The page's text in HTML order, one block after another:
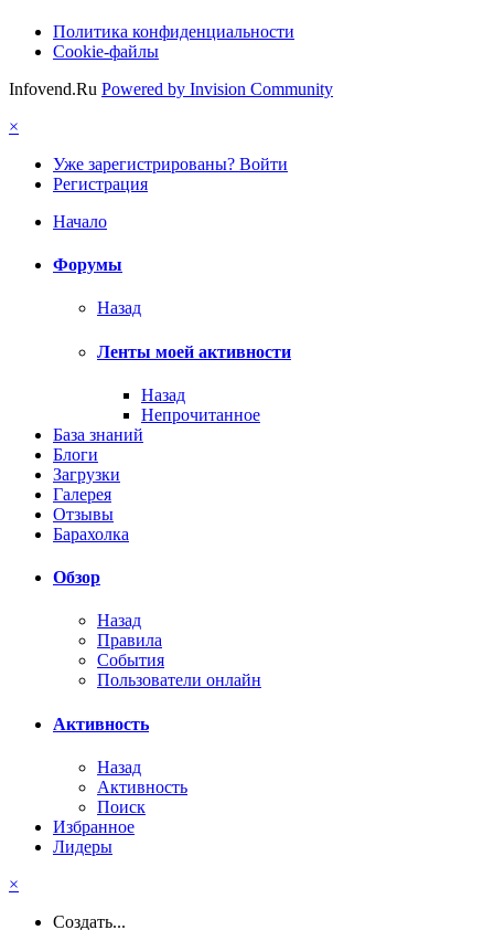
Политика конфиденциальности
Cookie-файлы
Infovend.Ru Powered by Invision Community
×
Уже зарегистрированы? Войти
Регистрация
Начало
Форумы
Назад
Ленты моей активности
Назад
Непрочитанное
База знаний
Блоги
Загрузки
Галерея
Отзывы
Барахолка
Обзор
Назад
Правила
События
Пользователи онлайн
Активность
Назад
Активность
Поиск
Избранное
Лидеры
×
Создать...